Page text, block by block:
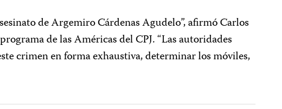
de Argemiro Cárdenas Agudelo”, afirmó Carlos
de las Américas del CPJ. “Las autoridades
crimen en forma exhaustiva, determinar los móviles,